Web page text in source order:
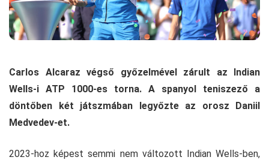
Carlos Alcaraz végső győzelmével zárult az Indian
Wells-i ATP 1000-es torna. A spanyol teniszező a
döntőben két játszmában legyőzte az orosz Daniil
Medvedev-et.
2023-hoz képest semmi nem változott Indian Wells-ben,